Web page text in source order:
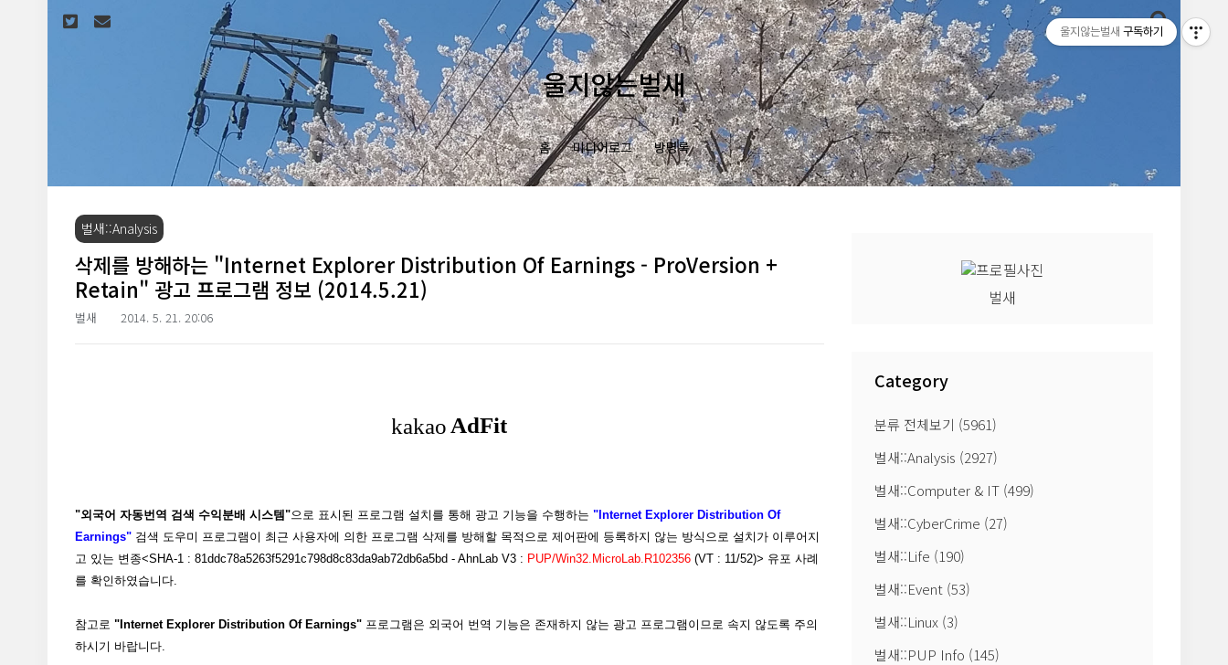
울지않는벌새
홈 미디어로그 방명록
벌새
Category
분류 전체보기 (5961)
벌새::Analysis (2927)
벌새::Computer & IT (499)
벌새::CyberCrime (27)
벌새::Life (190)
벌새::Event (53)
벌새::Linux (3)
벌새::PUP Info (145)
벌새::Analysis
삭제를 방해하는 "Internet Explorer Distribution Of Earnings - ProVersion +
Retain" 광고 프로그램 정보 (2014.5.21)
벌새 2014. 5. 21. 20:06
"외국어 자동번역 검색 수익분배 시스템"으로 표시된 프로그램 설치를 통해 광고 기능을 수행하는 "Internet Explorer Distribution Of
Earnings" 검색 도우미 프로그램이 최근 사용자에 의한 프로그램 삭제를 방해할 목적으로 제어판에 등록하지 않는 방식으로 설치가 이루어지
고 있는 변종<SHA-1 : 81ddc78a5263f5291c798d8c83da9ab72db6a5bd - AhnLab V3 : PUP/Win32.MicroLab.R102356 (VT : 11/52)> 유포 사례
를 확인하였습니다.
참고로 "Internet Explorer Distribution Of Earnings" 프로그램은 외국어 번역 기능은 존재하지 않는 광고 프로그램이므로 속지 않도록 주의
하시기 바랍니다.
울지않는벌새 구독하기